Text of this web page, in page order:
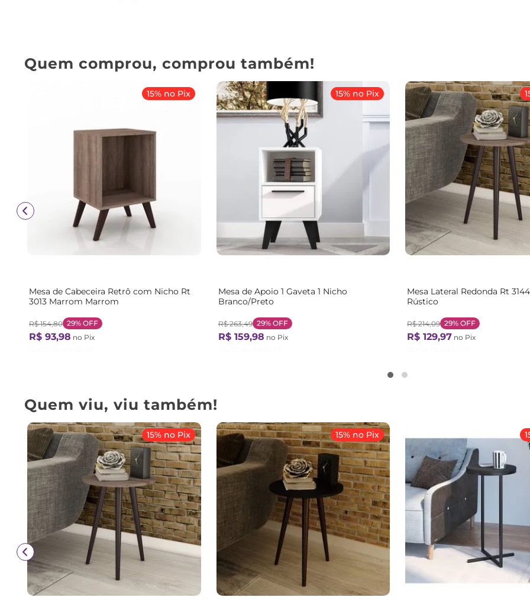
Quem comprou, comprou também!
15% no Pix
Mesa de Cabeceira Retrô com Nicho Rt
3013 Marrom Marrom
R$ 154,80 29% OFF
R$ 93,98 no Pix
15% no Pix
Mesa de Apoio 1 Gaveta 1 Nicho
Branco/Preto
R$ 263,49 29%OFF
R$ 159,98 no Pix
Mesa Lateral Redonda Rt
Rústico
R$ 214,09 29% OFF
R$ 129,97 no Pix
Quem viu, viu também!
15% no Pix 15% no Pix